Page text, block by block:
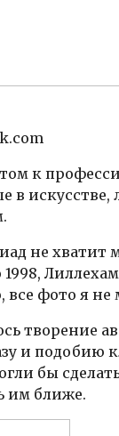
к
в
не хватит
фото я не
творение
и подобию
бы
им ближе.